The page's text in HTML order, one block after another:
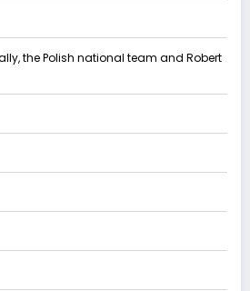
the Polish national team and Robert